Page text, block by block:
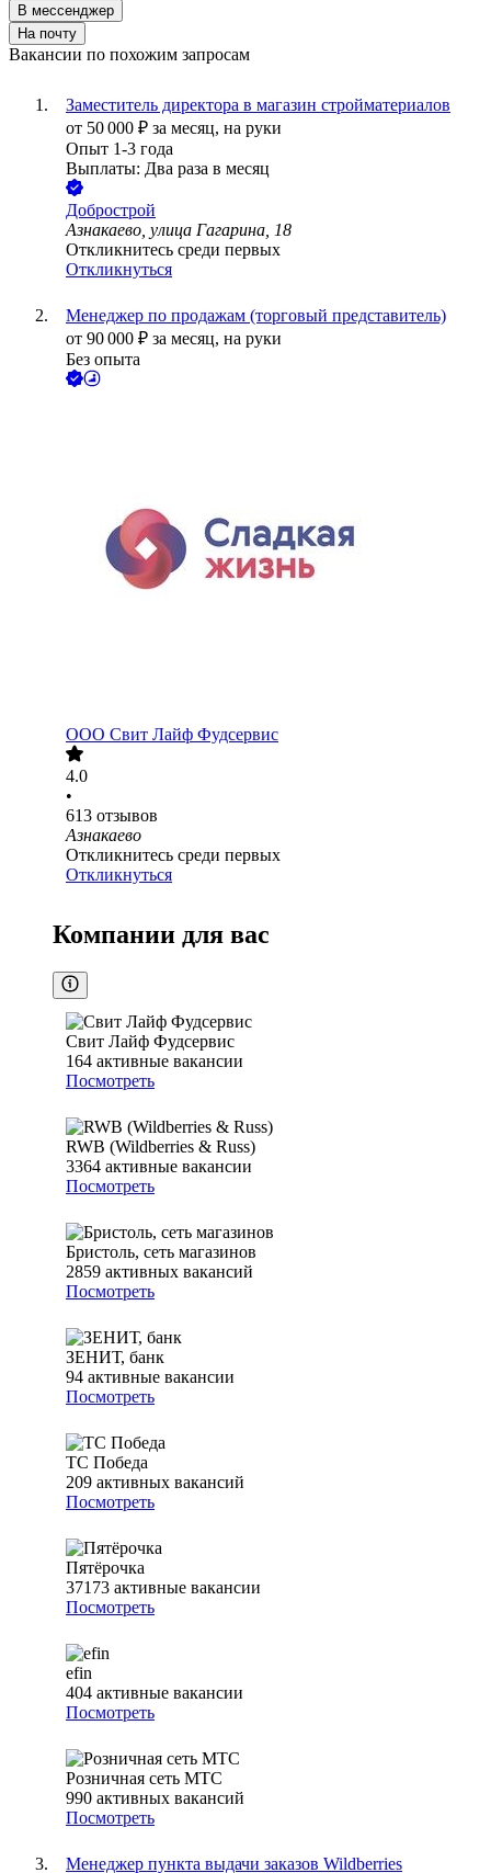
В мессенджер
На почту
Вакансии по похожим запросам
Заместитель директора в магазин стройматериалов
от 50 000 ₽ за месяц, на руки
Опыт 1-3 года
Выплаты: Два раза в месяц
Добрострой
Азнакаево, улица Гагарина, 18
Откликнитесь среди первых
Откликнуться
Менеджер по продажам (торговый представитель)
от 90 000 ₽ за месяц, на руки
Без опыта
ООО Свит Лайф Фудсервис
4.0
•
613 отзывов
Азнакаево
Откликнитесь среди первых
Откликнуться
Компании для вас
Свит Лайф Фудсервис
164 активные вакансии
Посмотреть
RWB (Wildberries & Russ)
3364 активные вакансии
Посмотреть
Бристоль, сеть магазинов
2859 активных вакансий
Посмотреть
ЗЕНИТ, банк
94 активные вакансии
Посмотреть
ТС Победа
209 активных вакансий
Посмотреть
Пятёрочка
37173 активные вакансии
Посмотреть
efin
404 активные вакансии
Посмотреть
Розничная сеть МТС
990 активных вакансий
Посмотреть
Менеджер пункта выдачи заказов Wildberries